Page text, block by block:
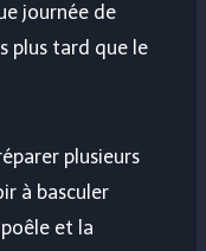
journée de
plus tard que le
plusieurs
à basculer
et la